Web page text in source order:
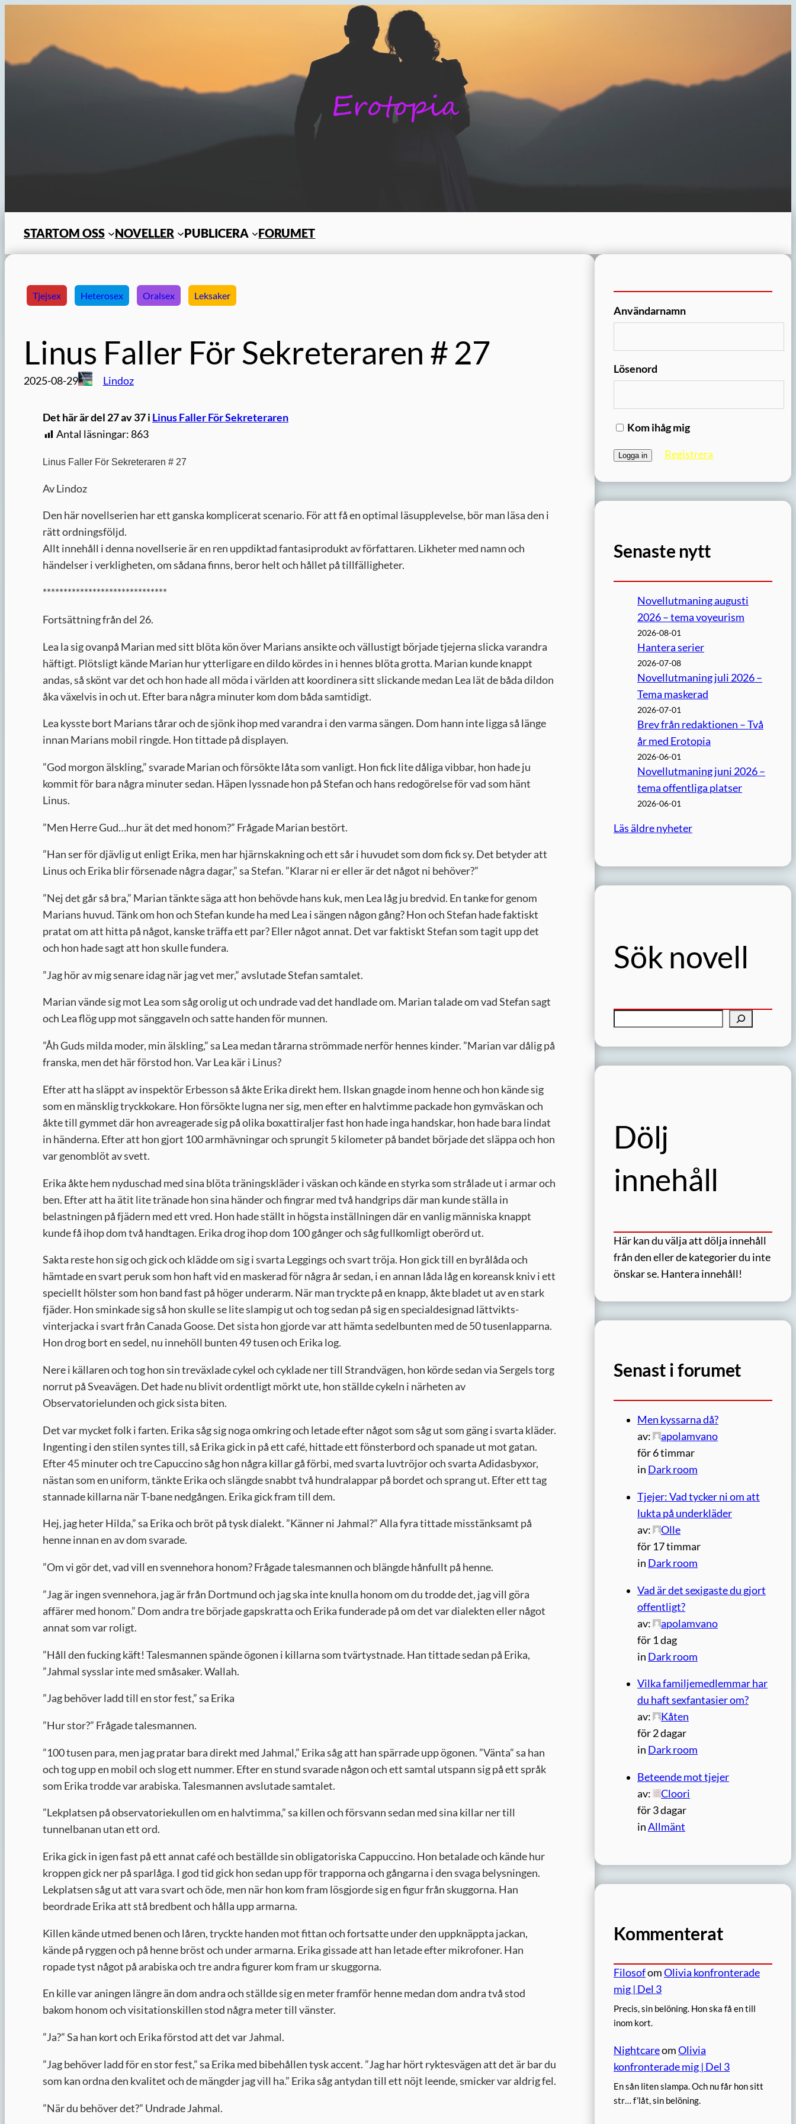
STARTOM OSS NOVELLER PUBLICERA FORUMET
Tjejsex Heterosex Oralsex Leksaker
Linus Faller För Sekreteraren # 27
2025-08-29 Lindoz
Det här är del 27 av 37 i Linus Faller För Sekreteraren
Antal läsningar:863
Linus Faller För Sekreteraren # 27
Av Lindoz
Den här novellserien har ett ganska komplicerat scenario. För att få en optimal läsupplevelse, bör man läsa den i
rätt ordningsföljd.
Allt innehåll i denna novellserie är en ren uppdiktad fantasiprodukt av författaren. Likheter med namn och
händelser i verkligheten, om sådana finns, beror helt och hållet på tillfälligheter.
******************************
Fortsättning från del 26.
Lea la sig ovanpå Marian med sitt blöta kön över Marians ansikte och vällustigt började tjejerna slicka varandra
häftigt. Plötsligt kände Marian hur ytterligare en dildo kördes in i hennes blöta grotta. Marian kunde knappt
andas, så skönt var det och hon hade all möda i världen att koordinera sitt slickande medan Lea lät de båda dildon
åka växelvis in och ut. Efter bara några minuter kom dom båda samtidigt.
Lea kysste bort Marians tårar och de sjönk ihop med varandra i den varma sängen. Dom hann inte ligga så länge
innan Marians mobil ringde. Hon tittade på displayen.
”God morgon älskling,” svarade Marian och försökte låta som vanligt. Hon fick lite dåliga vibbar, hon hade ju
kommit för bara några minuter sedan. Häpen lyssnade hon på Stefan och hans redogörelse för vad som hänt
Linus.
”Men Herre Gud…hur ät det med honom?” Frågade Marian bestört.
”Han ser för djävlig ut enligt Erika, men har hjärnskakning och ett sår i huvudet som dom fick sy. Det betyder att
Linus och Erika blir försenade några dagar,” sa Stefan. ”Klarar ni er eller är det något ni behöver?”
”Nej det går så bra,” Marian tänkte säga att hon behövde hans kuk, men Lea låg ju bredvid. En tanke for genom
Marians huvud. Tänk om hon och Stefan kunde ha med Lea i sängen någon gång? Hon och Stefan hade faktiskt
pratat om att hitta på något, kanske träffa ett par? Eller något annat. Det var faktiskt Stefan som tagit upp det
och hon hade sagt att hon skulle fundera.
”Jag hör av mig senare idag när jag vet mer,” avslutade Stefan samtalet.
Marian vände sig mot Lea som såg orolig ut och undrade vad det handlade om. Marian talade om vad Stefan sagt
och Lea flög upp mot sänggaveln och satte handen för munnen.
”Åh Guds milda moder, min älskling,” sa Lea medan tårarna strömmade nerför hennes kinder. ”Marian var dålig på
franska, men det här förstod hon. Var Lea kär i Linus?
Efter att ha släppt av inspektör Erbesson så åkte Erika direkt hem. Ilskan gnagde inom henne och hon kände sig
som en mänsklig tryckkokare. Hon försökte lugna ner sig, men efter en halvtimme packade hon gymväskan och
åkte till gymmet där hon avreagerade sig på olika boxattiraljer fast hon hade inga handskar, hon hade bara lindat
in händerna. Efter att hon gjort 100 armhävningar och sprungit 5 kilometer på bandet började det släppa och hon
var genomblöt av svett.
Erika åkte hem nyduschad med sina blöta träningskläder i väskan och kände en styrka som strålade ut i armar och
ben. Efter att ha ätit lite tränade hon sina händer och fingrar med två handgrips där man kunde ställa in
belastningen på fjädern med ett vred. Hon hade ställt in högsta inställningen där en vanlig människa knappt
kunde få ihop dom två handtagen. Erika drog ihop dom 100 gånger och såg fullkomligt oberörd ut.
Sakta reste hon sig och gick och klädde om sig i svarta Leggings och svart tröja. Hon gick till en byrålåda och
hämtade en svart peruk som hon haft vid en maskerad för några år sedan, i en annan låda låg en koreansk kniv i ett
speciellt hölster som hon band fast på höger underarm. När man tryckte på en knapp, åkte bladet ut av en stark
fjäder. Hon sminkade sig så hon skulle se lite slampig ut och tog sedan på sig en specialdesignad lättvikts-
vinterjacka i svart från Canada Goose. Det sista hon gjorde var att hämta sedelbunten med de 50 tusenlapparna.
Hon drog bort en sedel, nu innehöll bunten 49 tusen och Erika log.
Nere i källaren och tog hon sin treväxlade cykel och cyklade ner till Strandvägen, hon körde sedan via Sergels torg
norrut på Sveavägen. Det hade nu blivit ordentligt mörkt ute, hon ställde cykeln i närheten av
Observatorielunden och gick sista biten.
Det var mycket folk i farten. Erika såg sig noga omkring och letade efter något som såg ut som gäng i svarta kläder.
Ingenting i den stilen syntes till, så Erika gick in på ett café, hittade ett fönsterbord och spanade ut mot gatan.
Efter 45 minuter och tre Capuccino såg hon några killar gå förbi, med svarta luvtröjor och svarta Adidasbyxor,
nästan som en uniform, tänkte Erika och slängde snabbt två hundralappar på bordet och sprang ut. Efter ett tag
stannade killarna när T-bane nedgången. Erika gick fram till dem.
Hej, jag heter Hilda,” sa Erika och bröt på tysk dialekt. ”Känner ni Jahmal?” Alla fyra tittade misstänksamt på
henne innan en av dom svarade.
”Om vi gör det, vad vill en svennehora honom? Frågade talesmannen och blängde hånfullt på henne.
”Jag är ingen svennehora, jag är från Dortmund och jag ska inte knulla honom om du trodde det, jag vill göra
affärer med honom.” Dom andra tre började gapskratta och Erika funderade på om det var dialekten eller något
annat som var roligt.
”Håll den fucking käft! Talesmannen spände ögonen i killarna som tvärtystnade. Han tittade sedan på Erika,
”Jahmal sysslar inte med småsaker. Wallah.
”Jag behöver ladd till en stor fest,” sa Erika
”Hur stor?” Frågade talesmannen.
”100 tusen para, men jag pratar bara direkt med Jahmal,” Erika såg att han spärrade upp ögonen. ”Vänta” sa han
och tog upp en mobil och slog ett nummer. Efter en stund svarade någon och ett samtal utspann sig på ett språk
som Erika trodde var arabiska. Talesmannen avslutade samtalet.
”Lekplatsen på observatoriekullen om en halvtimma,” sa killen och försvann sedan med sina killar ner till
tunnelbanan utan ett ord.
Erika gick in igen fast på ett annat café och beställde sin obligatoriska Cappuccino. Hon betalade och kände hur
kroppen gick ner på sparlåga. I god tid gick hon sedan upp för trapporna och gångarna i den svaga belysningen.
Lekplatsen såg ut att vara svart och öde, men när hon kom fram lösgjorde sig en figur från skuggorna. Han
beordrade Erika att stå bredbent och hålla upp armarna.
Killen kände utmed benen och låren, tryckte handen mot fittan och fortsatte under den uppknäppta jackan,
kände på ryggen och på henne bröst och under armarna. Erika gissade att han letade efter mikrofoner. Han
ropade tyst något på arabiska och tre andra figurer kom fram ur skuggorna.
En kille var aningen längre än dom andra och ställde sig en meter framför henne medan dom andra två stod
bakom honom och visitationskillen stod några meter till vänster.
”Ja?” Sa han kort och Erika förstod att det var Jahmal.
”Jag behöver ladd för en stor fest,” sa Erika med bibehållen tysk accent. ”Jag har hört ryktesvägen att det är bar du
som kan ordna den kvalitet och de mängder jag vill ha.” Erika såg antydan till ett nöjt leende, smicker var aldrig fel.
”När du behöver det?” Undrade Jahmal.
Användarnamn
Lösenord
Kom ihåg mig
Registrera
Senaste nytt
Novellutmaning augusti
2026 – tema voyeurism
2026-08-01
Hantera serier
2026-07-08
Novellutmaning juli 2026 –
Tema maskerad
2026-07-01
Brev från redaktionen – Två
år med Erotopia
2026-06-01
Novellutmaning juni 2026 –
tema offentliga platser
2026-06-01
Läs äldre nyheter
Sök novell
k
Dölj
innehåll
Här kan du välja att dölja innehåll
från den eller de kategorier du inte
önskar se. Hantera innehåll!
Senast i forumet
Men kyssarna då?
av:
apolamvano
för 6 timmar
in Dark room
Tjejer: Vad tycker ni om att
lukta på underkläder
av:
Olle
för 17 timmar
in Dark room
Vad är det sexigaste du gjort
offentligt?
av:
apolamvano
för 1 dag
in Dark room
Vilka familjemedlemmar har
du haft sexfantasier om?
av:
Kåten
för 2 dagar
in Dark room
Beteende mot tjejer
av:
Cloori
för 3 dagar
inAllmänt
Kommenterat
FilosofomOlivia konfronterade
mig | Del 3
Precis, sin belöning. Hon ska få en till
inom kort.
NightcareomOlivia
konfronterade mig | Del 3
En sån liten slampa. Och nu får hon sitt
str… f’låt, sin belöning.